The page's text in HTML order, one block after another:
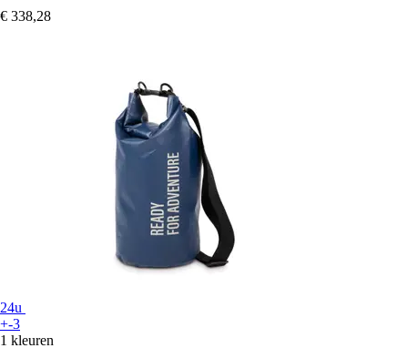
€ 338,28
24u
+-3
1 kleuren